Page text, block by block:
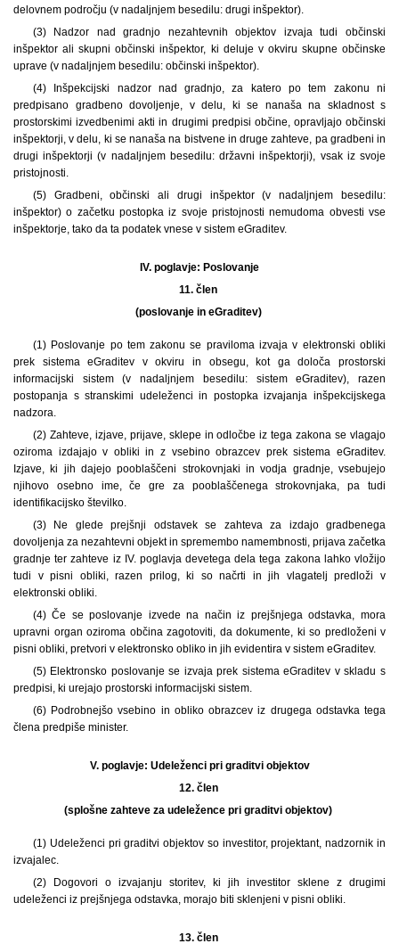
delovnem področju (v nadaljnjem besedilu: drugi inšpektor).
(3) Nadzor nad gradnjo nezahtevnih objektov izvaja tudi občinski
inšpektor ali skupni občinski inšpektor, ki deluje v okviru skupne občinske
uprave (v nadaljnjem besedilu: občinski inšpektor).
(4) Inšpekcijski nadzor nad gradnjo, za katero po tem zakonu ni
predpisano gradbeno dovoljenje, v delu, ki se nanaša na skladnost s
prostorskimi izvedbenimi akti in drugimi predpisi občine, opravljajo občinski
inšpektorji, v delu, ki se nanaša na bistvene in druge zahteve, pa gradbeni in
drugi inšpektorji (v nadaljnjem besedilu: državni inšpektorji), vsak iz svoje
pristojnosti.
(5) Gradbeni, občinski ali drugi inšpektor (v nadaljnjem besedilu:
inšpektor) o začetku postopka iz svoje pristojnosti nemudoma obvesti vse
inšpektorje, tako da ta podatek vnese v sistem eGraditev.
IV. poglavje: Poslovanje
11. člen
(poslovanje in eGraditev)
(1) Poslovanje po tem zakonu se praviloma izvaja v elektronski obliki
prek sistema eGraditev v okviru in obsegu, kot ga določa prostorski
informacijski sistem (v nadaljnjem besedilu: sistem eGraditev), razen
postopanja s stranskimi udeleženci in postopka izvajanja inšpekcijskega
nadzora.
(2) Zahteve, izjave, prijave, sklepe in odločbe iz tega zakona se vlagajo
oziroma izdajajo v obliki in z vsebino obrazcev prek sistema eGraditev.
Izjave, ki jih dajejo pooblaščeni strokovnjaki in vodja gradnje, vsebujejo
njihovo osebno ime, če gre za pooblaščenega strokovnjaka, pa tudi
identifikacijsko številko.
(3) Ne glede prejšnji odstavek se zahteva za izdajo gradbenega
dovoljenja za nezahtevni objekt in spremembo namembnosti, prijava začetka
gradnje ter zahteve iz IV. poglavja devetega dela tega zakona lahko vložijo
tudi v pisni obliki, razen prilog, ki so načrti in jih vlagatelj predloži v
elektronski obliki.
(4) Če se poslovanje izvede na način iz prejšnjega odstavka, mora
upravni organ oziroma občina zagotoviti, da dokumente, ki so predloženi v
pisni obliki, pretvori v elektronsko obliko in jih evidentira v sistem eGraditev.
(5) Elektronsko poslovanje se izvaja prek sistema eGraditev v skladu s
predpisi, ki urejajo prostorski informacijski sistem.
(6) Podrobnejšo vsebino in obliko obrazcev iz drugega odstavka tega
člena predpiše minister.
V. poglavje: Udeleženci pri graditvi objektov
12. člen
(splošne zahteve za udeležence pri graditvi objektov)
(1) Udeleženci pri graditvi objektov so investitor, projektant, nadzornik in
izvajalec.
(2) Dogovori o izvajanju storitev, ki jih investitor sklene z drugimi
udeleženci iz prejšnjega odstavka, morajo biti sklenjeni v pisni obliki.
13. člen